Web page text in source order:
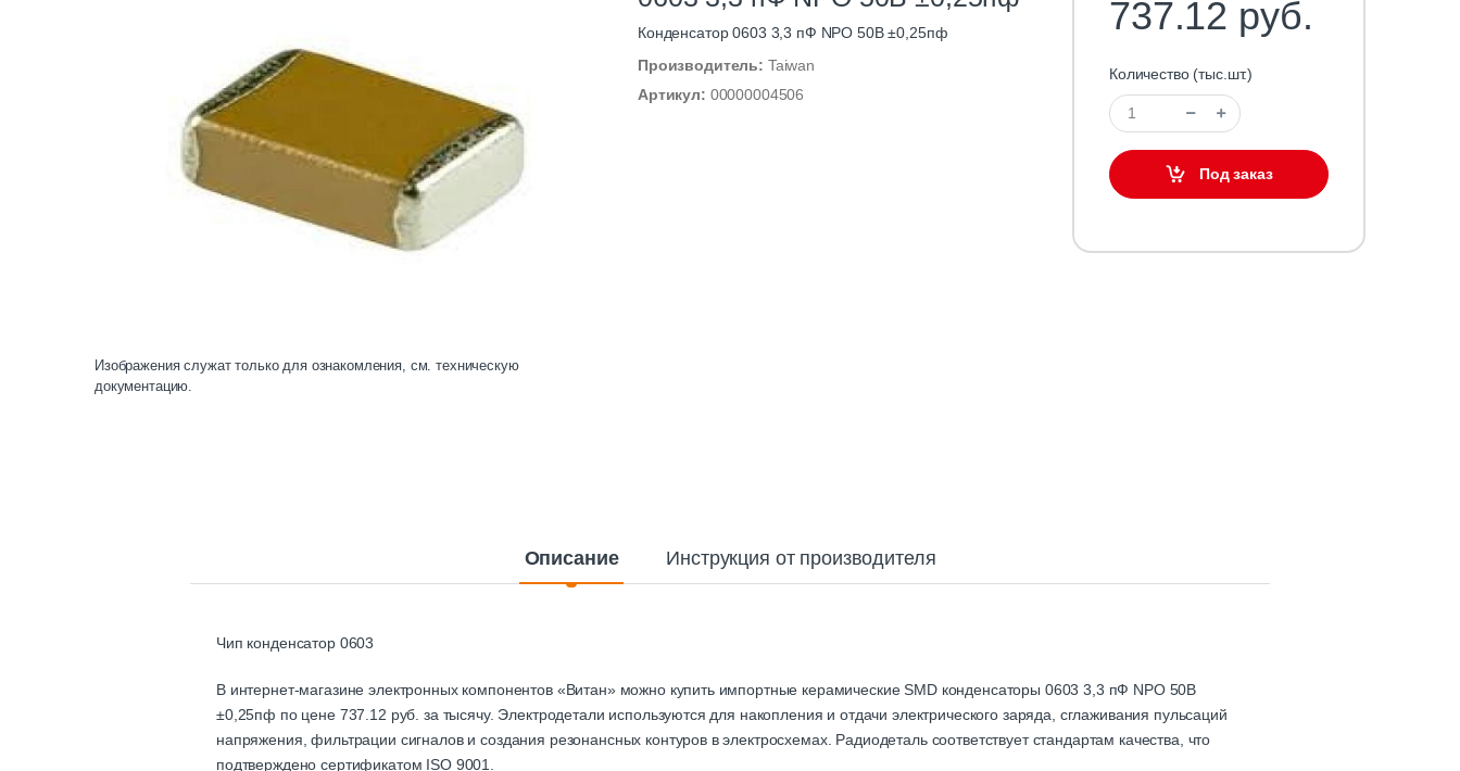
Изображения служат только для ознакомления, см. техническую
документацию.
Конденсатор 0603 3,3 пФ NPO 50В ±0,25пф
Производитель: Taiwan
Артикул: 00000004506
737.12 руб.
Количество (тыс.шт.)
Под заказ
Описание Инструкция от производителя
Чип конденсатор 0603
В интернет-магазине электронных компонентов «Витан» можно купить импортные керамические SMD конденсаторы 0603 3,3 пФ NPO 50В
±0,25пф по цене 737.12 руб. за тысячу. Электродетали используются для накопления и отдачи электрического заряда, сглаживания пульсаций
напряжения, фильтрации сигналов и создания резонансных контуров в электросхемах. Радиодеталь соответствует стандартам качества, что
подтверждено сертификатом ISO 9001.